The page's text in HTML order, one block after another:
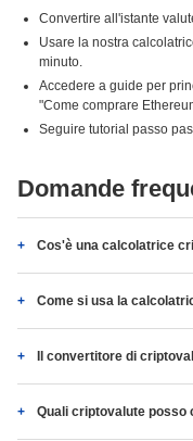
Convertire all'istante
Usare la nostra
minuto.
Accedere a guide per
"Come comprare
Seguire tutorial passo
Domande
Cos'è una calcolatrice
Come si usa la
Il convertitore di
Quali criptovalute posso